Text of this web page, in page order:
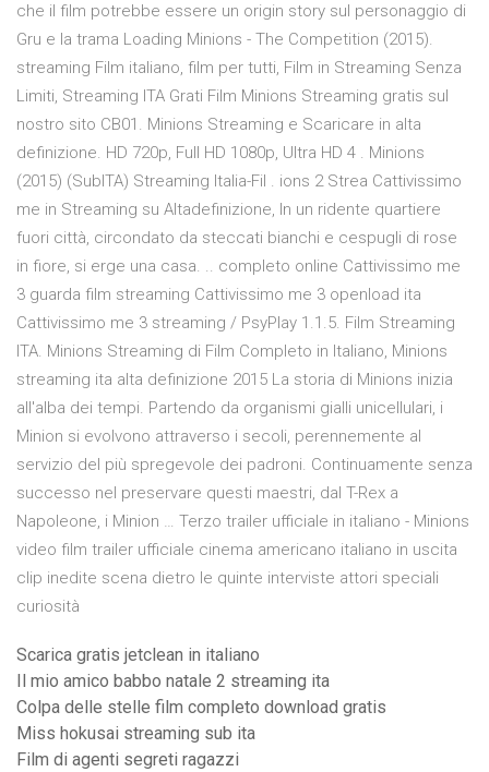
che il film potrebbe essere un origin story sul personaggio di
Gru e la trama Loading Minions - The Competition (2015).
streaming Film italiano, film per tutti, Film in Streaming Senza
Limiti, Streaming ITA Grati Film Minions Streaming gratis sul
nostro sito CB01. Minions Streaming e Scaricare in alta
definizione. HD 720p, Full HD 1080p, Ultra HD 4 . Minions
(2015) (SubITA) Streaming Italia-Fil . ions 2 Strea Cattivissimo
me in Streaming su Altadefinizione, In un ridente quartiere
fuori città, circondato da steccati bianchi e cespugli di rose
in fiore, si erge una casa. .. completo online Cattivissimo me
3 guarda film streaming Cattivissimo me 3 openload ita
Cattivissimo me 3 streaming / PsyPlay 1.1.5. Film Streaming
ITA. Minions Streaming di Film Completo in Italiano, Minions
streaming ita alta definizione 2015 La storia di Minions inizia
all'alba dei tempi. Partendo da organismi gialli unicellulari, i
Minion si evolvono attraverso i secoli, perennemente al
servizio del più spregevole dei padroni. Continuamente senza
successo nel preservare questi maestri, dal T-Rex a
Napoleone, i Minion … Terzo trailer ufficiale in italiano - Minions
video film trailer ufficiale cinema americano italiano in uscita
clip inedite scena dietro le quinte interviste attori speciali
curiosità
Scarica gratis jetclean in italiano
Il mio amico babbo natale 2 streaming ita
Colpa delle stelle film completo download gratis
Miss hokusai streaming sub ita
Film di agenti segreti ragazzi